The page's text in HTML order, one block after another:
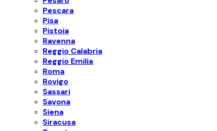
Pescara
Pisa
Pistoia
Ravenna
Reggio Calabria
Reggio Emilia
Roma
Rovigo
Sassari
Savona
Siena
Siracusa